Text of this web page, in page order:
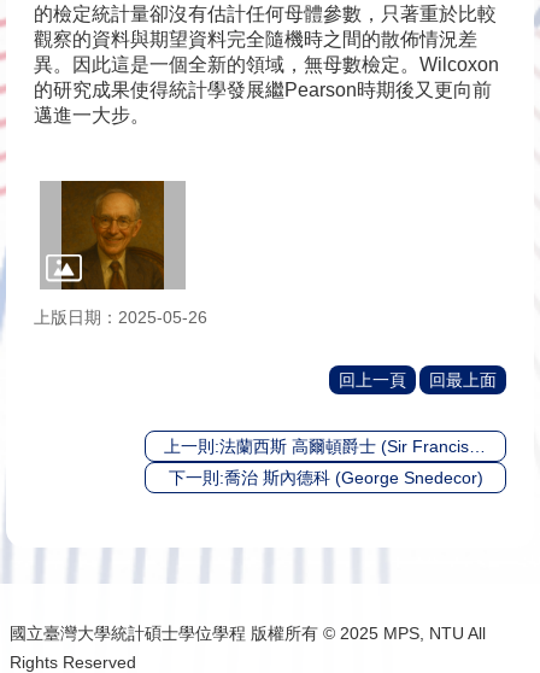
的檢定統計量卻沒有估計任何母體參數，只著重於比較
觀察的資料與期望資料完全隨機時之間的散佈情況差
異。因此這是一個全新的領域，無母數檢定。Wilcoxon
的研究成果使得統計學發展繼Pearson時期後又更向前
邁進一大步。
上版日期：2025-05-26
回上一頁 回最上面
下一則:喬治 斯內德科 (George Snedecor)
國立臺灣大學統計碩士學位學程 版權所有 © 2025 MPS, NTU All
Rights Reserved